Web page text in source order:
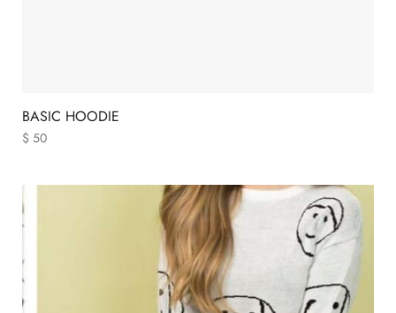
BASIC HOODIE
$ 50